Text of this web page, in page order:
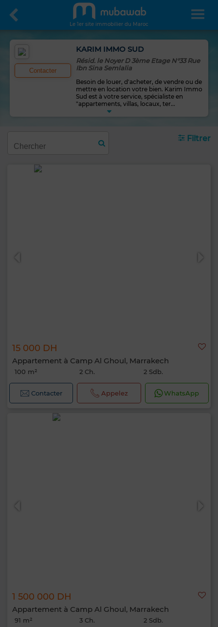
Le 1er site immobilier du Maroc
Contacter
KARIM IMMO SUD
Résid. le Noyer D 3ème Etage N°33 Rue
Ibn Sina Semlalia
Besoin de louer, d'acheter, de vendre ou de
mettre en location votre bien. Karim Immo
Sud est à votre service, spécialiste en
"appartements, villas, locaux, ter...
Filtrer
15 000 DH
Appartement à Camp Al Ghoul, Marrakech
100 m² 2 Ch. 2 Sdb.
Contacter Appelez WhatsApp
1 500 000 DH
Appartement à Camp Al Ghoul, Marrakech
91 m² 3 Ch. 2 Sdb.